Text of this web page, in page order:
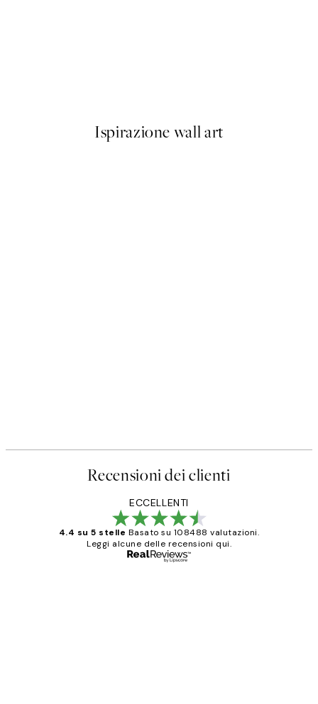
Ispirazione wall art
Recensioni dei clienti
ECCELLENTI
4.4 su 5 stelle Basato su 108488 valutazioni.
Leggi alcune delle recensioni qui.